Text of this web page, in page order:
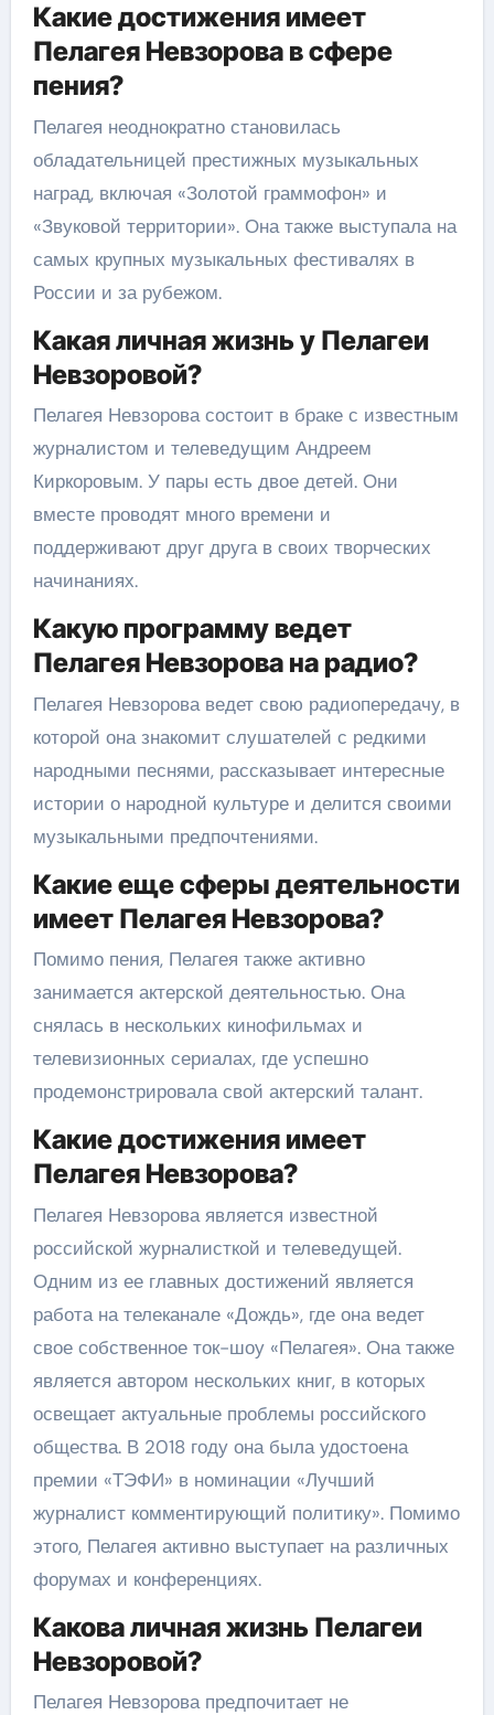
Какие достижения имеет
Пелагея Невзорова в сфере
пения?
Пелагея неоднократно становилась
обладательницей престижных музыкальных
наград, включая «Золотой граммофон» и
«Звуковой территории». Она также выступала на
самых крупных музыкальных фестивалях в
России и за рубежом.
Какая личная жизнь у Пелагеи
Невзоровой?
Пелагея Невзорова состоит в браке с известным
журналистом и телеведущим Андреем
Киркоровым. У пары есть двое детей. Они
вместе проводят много времени и
поддерживают друг друга в своих творческих
начинаниях.
Какую программу ведет
Пелагея Невзорова на радио?
Пелагея Невзорова ведет свою радиопередачу, в
которой она знакомит слушателей с редкими
народными песнями, рассказывает интересные
истории о народной культуре и делится своими
музыкальными предпочтениями.
Какие еще сферы деятельности
имеет Пелагея Невзорова?
Помимо пения, Пелагея также активно
занимается актерской деятельностью. Она
снялась в нескольких кинофильмах и
телевизионных сериалах, где успешно
продемонстрировала свой актерский талант.
Какие достижения имеет
Пелагея Невзорова?
Пелагея Невзорова является известной
российской журналисткой и телеведущей.
Одним из ее главных достижений является
работа на телеканале «Дождь», где она ведет
свое собственное ток-шоу «Пелагея». Она также
является автором нескольких книг, в которых
освещает актуальные проблемы российского
общества. В 2018 году она была удостоена
премии «ТЭФИ» в номинации «Лучший
журналист комментирующий политику». Помимо
этого, Пелагея активно выступает на различных
форумах и конференциях.
Какова личная жизнь Пелагеи
Невзоровой?
Пелагея Невзорова предпочитает не